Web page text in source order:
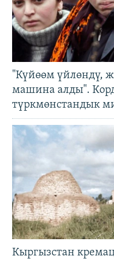
"Күйөөм үйлөндү,
машина алды".
түркмөнстандык
Кыргызстан